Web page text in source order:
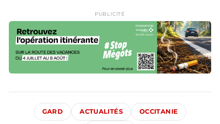
PUBLICITÉ
GARD ACTUALITÉS OCCITANIE